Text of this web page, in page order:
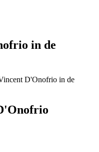
in de
D'Onofrio in de